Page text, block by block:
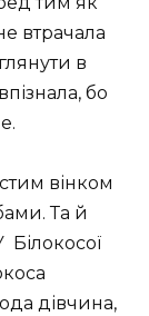
втрачала
в
бо
вінком
Та й
Білокосої
дівчина,